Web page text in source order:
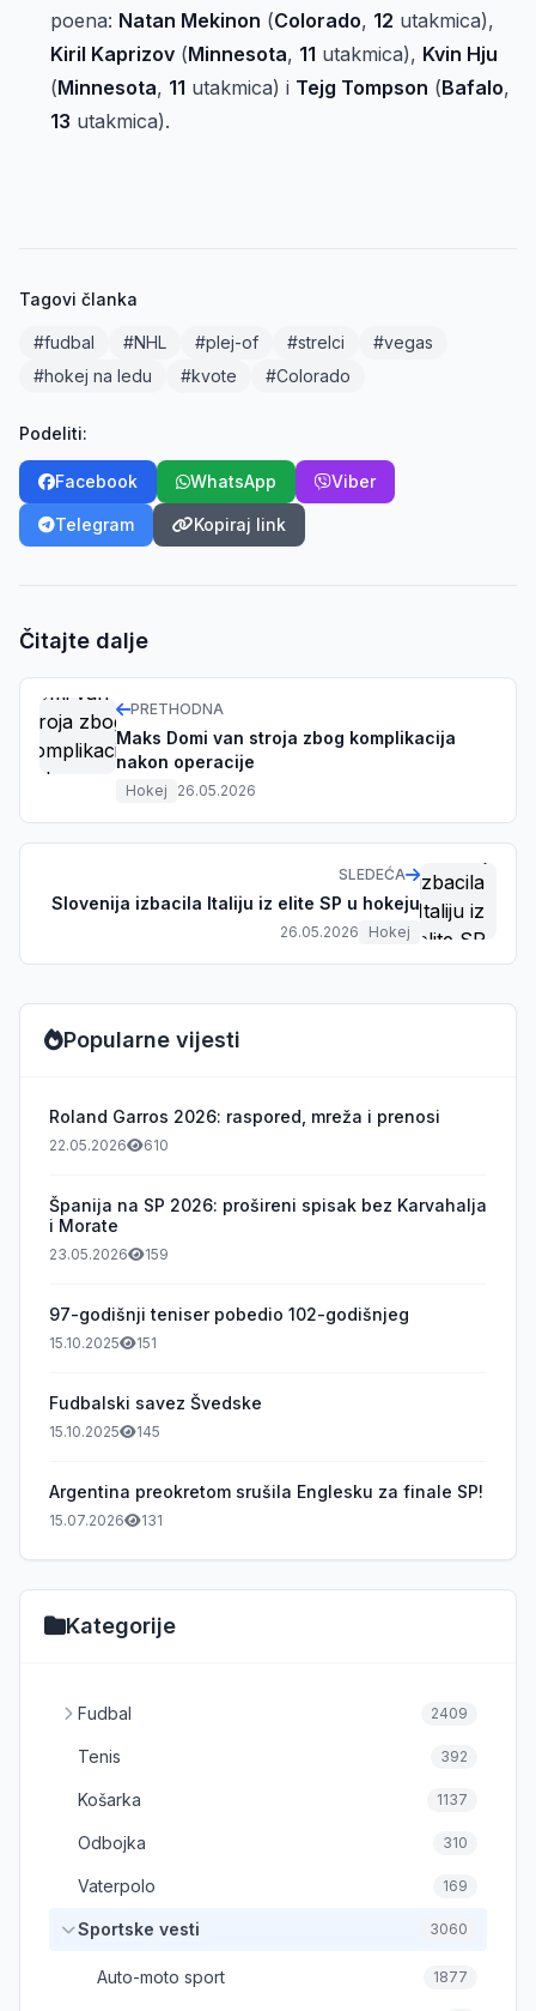
poena: Natan Mekinon (Colorado, 12 utakmica),
Kiril Kaprizov (Minnesota, 11 utakmica), Kvin Hju
(Minnesota, 11 utakmica) i Tejg Tompson (Bafalo,
13 utakmica).
Tagovi članka
#fudbal #NHL #plej-of #strelci
#vegas
#hokej na ledu
#kvote #Colorado
Podeliti:
Facebook WhatsApp Viber
Telegram Kopiraj link
Čitajte dalje
PRETHODNA
Maks Domi van stroja zbog komplikacija
nakon operacije
Hokej 26.05.2026
SLEDEĆA
Slovenija izbacila Italiju iz elite SP u hokeju
26.05.2026 Hokej
Popularne vijesti
Roland Garros 2026: raspored, mreža i prenosi
22.05.2026 610
Španija na SP 2026: prošireni spisak bez Karvahalja
i Morate
23.05.2026 159
97-godišnji teniser pobedio 102-godišnjeg
15.10.2025 151
Fudbalski savez Švedske
15.10.2025 145
Argentina preokretom srušila Englesku za finale SP!
15.07.2026 131
Kategorije
Fudbal 2409
Tenis 392
Košarka 1137
Odbojka 310
Vaterpolo 169
Sportske vesti 3060
Auto-moto sport 1877